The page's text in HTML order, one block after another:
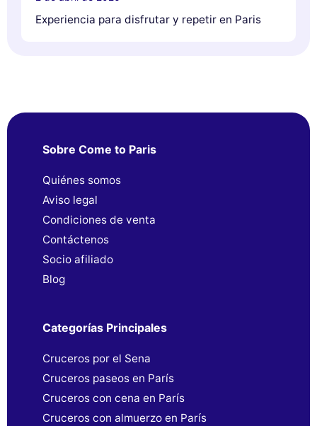
Experiencia para disfrutar y repetir en Paris
Sobre Come to Paris
Quiénes somos
Aviso legal
Condiciones de venta
Contáctenos
Socio afiliado
Blog
Categorías Principales
Cruceros por el Sena
Cruceros paseos en París
Cruceros con cena en París
Cruceros con almuerzo en París